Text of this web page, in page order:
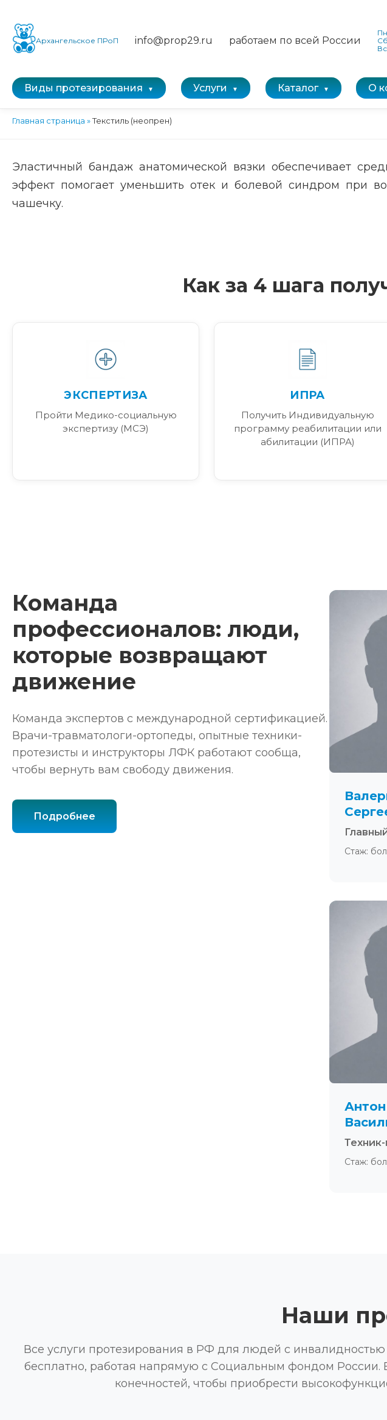
Архангельское ПРоП info@prop29.ru работаем по всей России
Сб
Вс
Виды протезирования Услуги Каталог О
Главная страница »Текстиль (неопрен)
Эластичный бандаж анатомической вязки обеспечивает
эффект помогает уменьшить отек и болевой синдром при
чашечку.
Как за 4 шага
ЭКСПЕРТИЗА
Пройти Медико-социальную
экспертизу (МСЭ)
ИПРА
Получить Индивидуальную
программу реабилитации или
абилитации (ИПРА)
Команда
профессионалов: люди,
которые возвращают
движение
Команда экспертов с международной сертификацией.
Врачи-травматологи-ортопеды, опытные техники-
протезисты и инструкторы ЛФК работают сообща,
чтобы вернуть вам свободу движения.
Подробнее
Стаж:
Антон
Стаж:
Наши
Все услуги протезирования в РФ для людей с
бесплатно, работая напрямую с Социальным фондом России.
конечностей, чтобы приобрести